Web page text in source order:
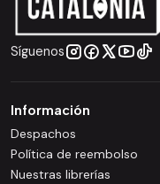
Síguenos
Información
Despachos
Política de reembolso
Nuestras librerías